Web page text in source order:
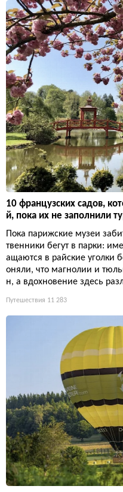
10 французских садов,
й, пока их не заполнили
Пока парижские музеи
твенники бегут в парки:
ащаются в райские уголки
оняли, что магнолии и
н, а вдохновение здесь
Путешествия 11 283